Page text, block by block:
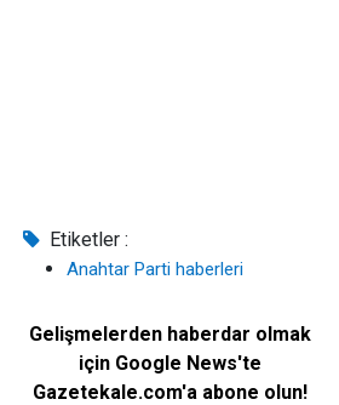
Etiketler :
Anahtar Parti haberleri
Gelişmelerden haberdar olmak
için Google News'te
Gazetekale.com'a abone olun!